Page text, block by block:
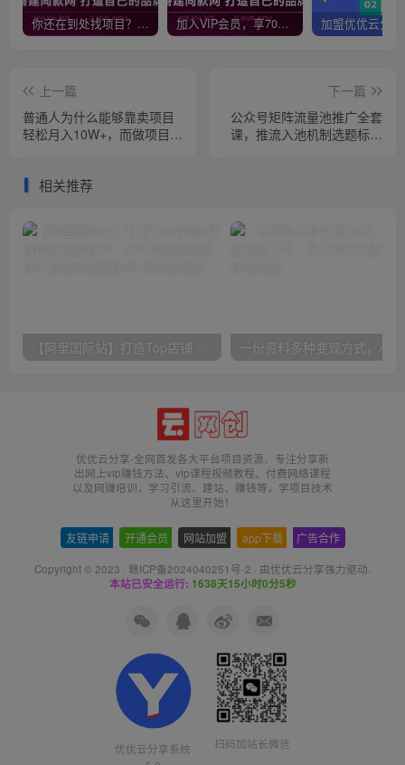
你还在到处找项目？还在当韭菜？我靠网创资源站一个月收入5万+，曾经我也是个失败者。 加入VIP会员，享70%的推广提成，免费学习多种网上创业课程，菜鸟秒变大神！
上一篇
普通人为什么能够靠卖项目
轻松月入10W+，而做项目却
下一篇
公众号矩阵流量池推广全套
课，推流入池机制选题标题
相关推荐
【阿里国际站】打造Top店铺&获得优质询盘客户，​95%的国际站讲师不会说的运营技巧
优优云分享-全网首发各大平台项目资源、专注分享新
出网上vip赚钱方法、vip课程视频教程、付费网络课程
以及网赚培训，学习引流、建站、赚钱等，学项目技术
从这里开始！
友链申请 开通会员 网站加盟 app下载 广告合作
Copyright © 2023 · 赣ICP备2024040251号-2 · 由优优云分享强力驱动.
本站已安全运行: 1638天15小时0分5秒
优优云分享系统
扫码加站长微信